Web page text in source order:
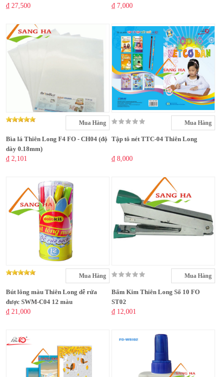
₫ 27,500
₫ 7,000
Mua Hàng
Bìa lá Thiên Long F4 FO - CH04 (độ
dày 0.18mm)
₫ 2,101
Mua Hàng
Tập tô nét TTC-04 Thiên Long
₫ 8,000
Mua Hàng
Bút lông màu Thiên Long dễ rửa
được SWM-C04 12 màu
₫ 21,000
Mua Hàng
Bấm Kim Thiên Long Số 10 FO
ST02
₫ 12,001